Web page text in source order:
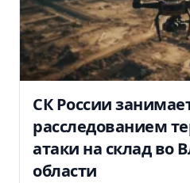
СК России
расследованием
атаки на склад во
области